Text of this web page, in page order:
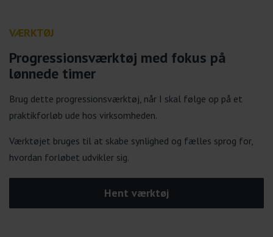
VÆRKTØJ
Progressionsværktøj med fokus på
lønnede timer
Brug dette progressionsværktøj, når I skal følge op på et
praktikforløb ude hos virksomheden.
Værktøjet bruges til at skabe synlighed og fælles sprog for,
hvordan forløbet udvikler sig.
Hent værktøj